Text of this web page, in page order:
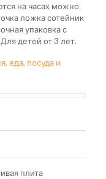
на часах можно
ложка сотейник
упаковка с
детей от 3 лет.
еда, посуда и
плита